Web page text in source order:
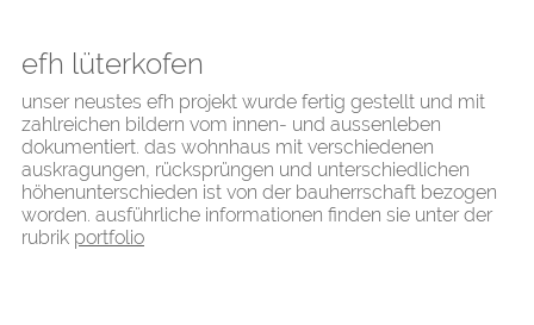
efh lüterkofen
unser neustes efh projekt wurde fertig gestellt und mit
zahlreichen bildern vom innen- und aussenleben
dokumentiert. das wohnhaus mit verschiedenen
auskragungen, rücksprüngen und unterschiedlichen
höhenunterschieden ist von der bauherrschaft bezogen
worden. ausführliche informationen finden sie unter der
rubrik portfolio